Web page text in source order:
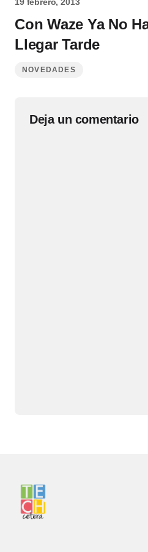
Con Waze Ya No
Llegar Tarde
NOVEDADES
Deja un comentario